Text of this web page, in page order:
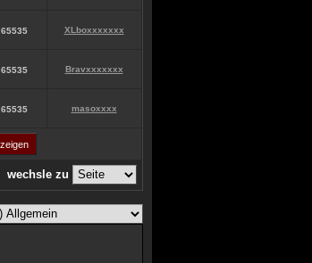
65535 XLboxxxxxxx
65535 Bravxxxxxxx
65535 masoxxxx
wechsle zu